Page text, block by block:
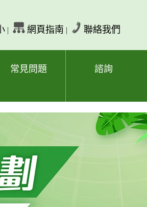
| 網頁指南 | 聯絡我們
常見問題 諮詢